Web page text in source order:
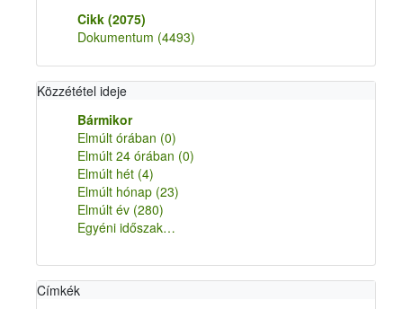
Cikk (2075)
Dokumentum (4493)
Közzététel ideje
Bármikor
Elmúlt órában (0)
Elmúlt 24 órában (0)
Elmúlt hét (4)
Elmúlt hónap (23)
Elmúlt év (280)
Egyéni időszak…
Címkék